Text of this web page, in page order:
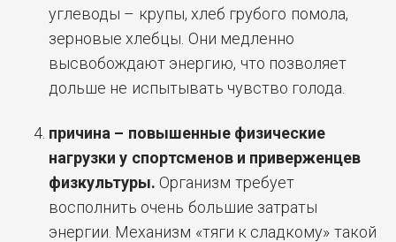
углеводы – крупы, хлеб грубого помола,
зерновые хлебцы. Они медленно
высвобождают энергию, что позволяет
дольше не испытывать чувство голода.
причина – повышенные физические
нагрузки у спортсменов и приверженцев
физкультуры. Организм требует
восполнить очень большие затраты
энергии. Механизм «тяги к сладкому» такой